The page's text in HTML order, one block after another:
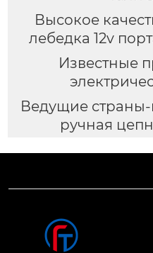
Высокое
лебедка 12v
Известные
Ведущие
ручная